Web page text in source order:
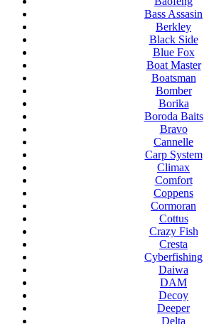
Bass Assasin
Berkley
Black Side
Blue Fox
Boat Master
Boatsman
Bomber
Borika
Boroda Baits
Bravo
Cannelle
Carp System
Climax
Comfort
Coppens
Cormoran
Cottus
Crazy Fish
Cresta
Cyberfishing
Daiwa
DAM
Decoy
Deeper
Delta